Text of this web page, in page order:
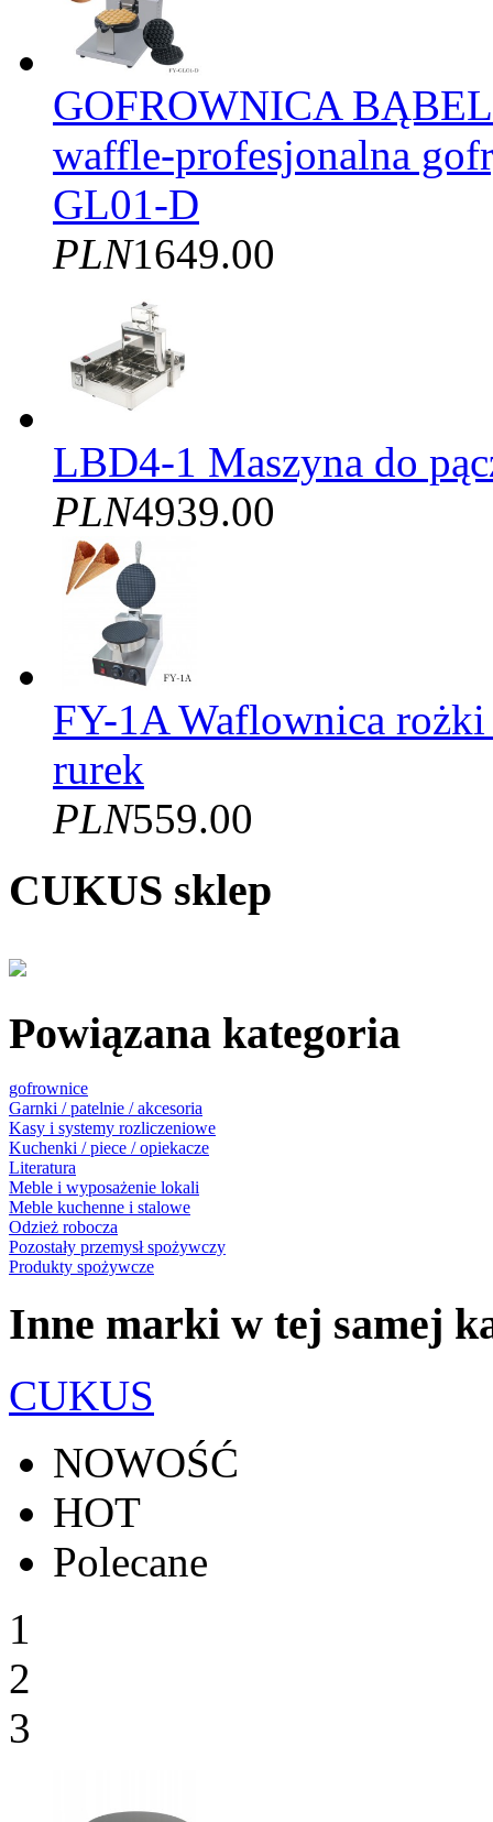
GOFROWNICA
waffle-profesjonalna
GL01-D
PLN1649.00
LBD4-1 Maszyna do
PLN4939.00
FY-1A Waflownica
rurek
PLN559.00
CUKUS sklep
Powiązana kategoria
gofrownice
Garnki / patelnie / akcesoria
Kasy i systemy rozliczeniowe
Kuchenki / piece / opiekacze
Literatura
Meble i wyposażenie lokali
Meble kuchenne i stalowe
Odzież robocza
Pozostały przemysł spożywczy
Produkty spożywcze
Inne marki w tej samej
CUKUS
NOWOŚĆ
HOT
Polecane
1
2
3